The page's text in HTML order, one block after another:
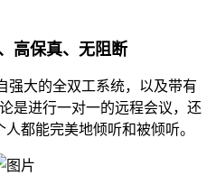
保真、无阻断
大的全双工系统，以及带有
是进行一对一的远程会议，还
都能完美地倾听和被倾听。